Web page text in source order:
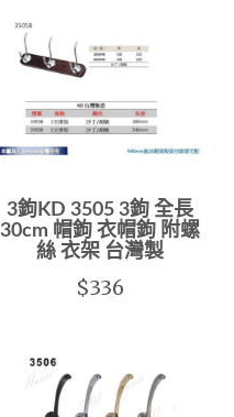
3鉤KD 3505 3鉤 全長
30cm 帽鉤 衣帽鉤 附螺
絲 衣架 台灣製
$336